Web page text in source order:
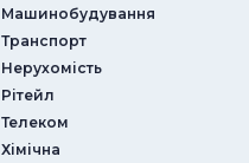
Машинобудування
Транспорт
Нерухомість
Рітейл
Телеком
Хімічна